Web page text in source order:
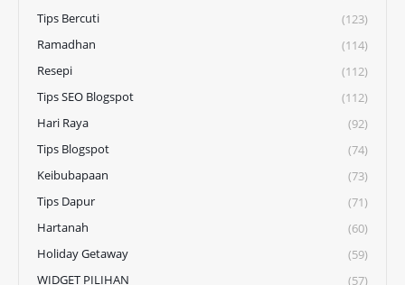
Tips Bercuti
(123)
Ramadhan
(114)
Resepi
(112)
Tips SEO Blogspot
(112)
Hari Raya
(92)
Tips Blogspot
(74)
Keibubapaan
(73)
Tips Dapur
(71)
Hartanah
(60)
Holiday Getaway
(59)
WIDGET PILIHAN
(57)